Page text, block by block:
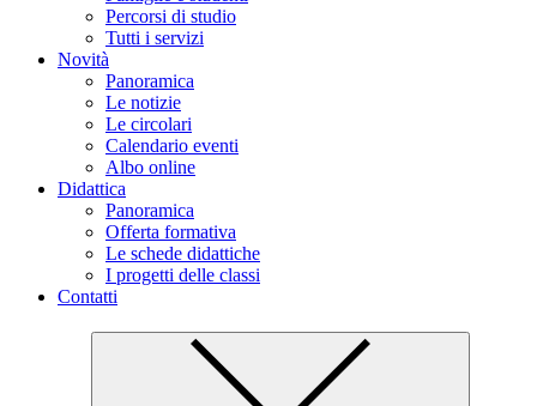
Percorsi di studio
Tutti i servizi
Novità
Panoramica
Le notizie
Le circolari
Calendario eventi
Albo online
Didattica
Panoramica
Offerta formativa
Le schede didattiche
I progetti delle classi
Contatti